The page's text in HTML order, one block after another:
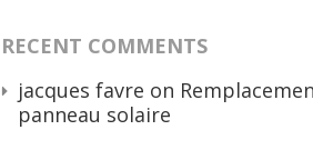
RECENT COMMENTS
jacques favre on
panneau solaire